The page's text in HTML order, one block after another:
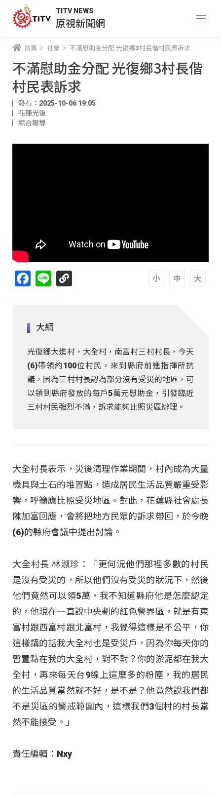
TITV NEWS
原視新聞網
首頁 社會 不滿慰助金分配 光復鄉3村長偕村民表訴求
不滿慰助金分配 光復鄉3村長偕
村民表訴求
發布：2025-10-06 19:05
花蓮光復
綜合報導
Facebook
Line
大綱
光復鄉大進村，大全村，南富村三村村長，今天
(6)帶領約100位村民，來到縣府前進指揮所抗
議，因為三村村長認為部分沒有受災的地區，可
以領到縣府發放的每戶5萬元慰助金，引發臨近
三村村民強烈不滿，訴求能夠比照災區辦理。
大全村長表示，災後清理作業期間，村內成為大量
機具與土石的堆置點，造成居民生活品質嚴重受影
響，呼籲應比照受災地區。對此，花蓮縣社會處長
陳加富回應，會將把地方民眾的訴求帶回，於今晚
(6)的縣府會議中提出討論。
大全村長 林淑珍：「更何況他們那裡多數的村民
是沒有受災的，所以他們沒有受災的狀況下，然後
他們竟然可以領5萬，我不知道縣府他是怎麼認定
的，他現在一直說中央劃的紅色警界區，就是有東
富村跟西富村跟北富村，我覺得這樣是不公平，你
這樣講的話我大全村也是受災戶，因為你每天你的
暫置點在我的大全村，對不對？你的淤泥都在我大
全村，再來每天台9線上這麼多的粉塵，我的居民
的生活品質當然就不好，是不是？他竟然說我們都
不是災區的警戒範圍內，這樣我們3個村的村長當
然不能接受。」
責任編輯：Nxy